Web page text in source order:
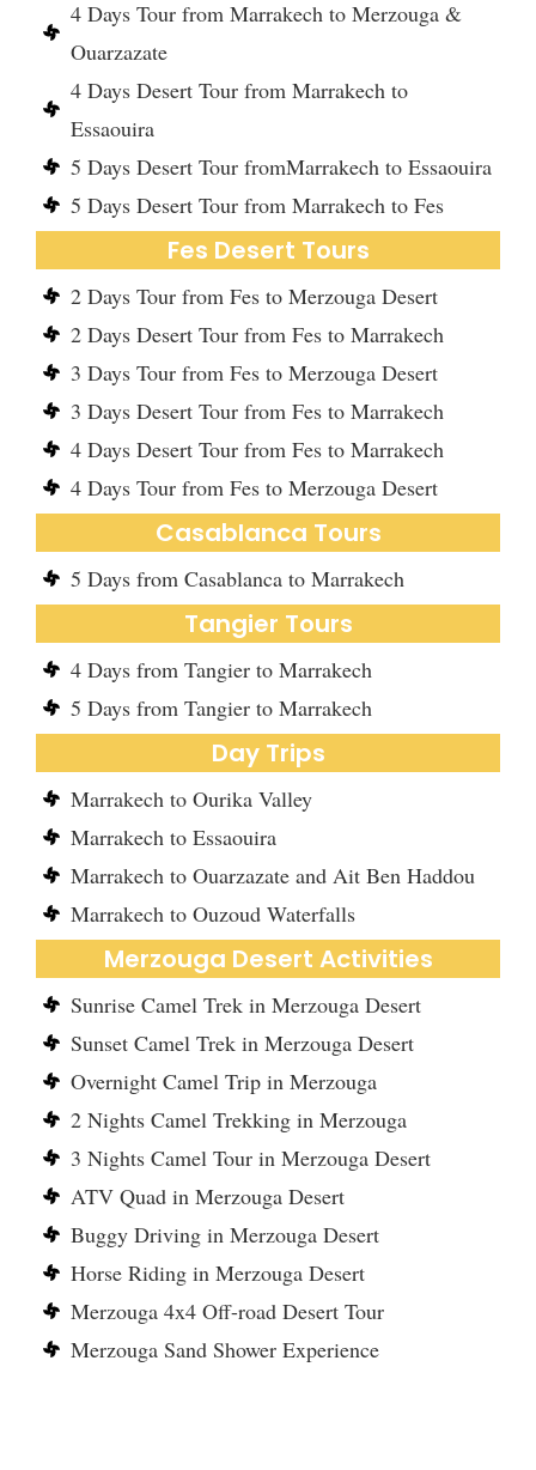
4 Days Tour from Marrakech to Merzouga &
Ouarzazate
4 Days Desert Tour from Marrakech to
Essaouira
5 Days Desert Tour fromMarrakech to Essaouira
5 Days Desert Tour from Marrakech to Fes
Fes Desert Tours
2 Days Tour from Fes to Merzouga Desert
2 Days Desert Tour from Fes to Marrakech
3 Days Tour from Fes to Merzouga Desert
3 Days Desert Tour from Fes to Marrakech
4 Days Desert Tour from Fes to Marrakech
4 Days Tour from Fes to Merzouga Desert
Casablanca Tours
5 Days from Casablanca to Marrakech
Tangier Tours
4 Days from Tangier to Marrakech
5 Days from Tangier to Marrakech
Day Trips
Marrakech to Ourika Valley
Marrakech to Essaouira
Marrakech to Ouarzazate and Ait Ben Haddou
Marrakech to Ouzoud Waterfalls
Merzouga Desert Activities
Sunrise Camel Trek in Merzouga Desert
Sunset Camel Trek in Merzouga Desert
Overnight Camel Trip in Merzouga
2 Nights Camel Trekking in Merzouga
3 Nights Camel Tour in Merzouga Desert
ATV Quad in Merzouga Desert
Buggy Driving in Merzouga Desert
Horse Riding in Merzouga Desert
Merzouga 4x4 Off-road Desert Tour
Merzouga Sand Shower Experience